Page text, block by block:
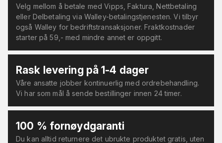
Velg mellom å betale med Vipps, Faktura, Nettbetaling
eller Delbetaling via Walley-betalingstjenesten. Vi tilbyr
også Walley for bedriftstransaksjoner. Fraktkostnader
starter på 59,- med mindre annet er oppgitt.
Rask levering på 1-4 dager
Våre ansatte jobber kontinuerlig med ordrebehandling.
Vi har som mål å sende bestillinger innen 24 timer.
100 % fornøydgaranti
Du kan alltid returnere det ubrukte produktet gratis, uten